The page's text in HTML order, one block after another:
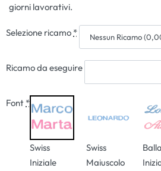
giorni lavorativi.
Selezione ricamo *
Ricamo da eseguire
Font *
Swiss
Iniziale
Swiss
Maiuscolo